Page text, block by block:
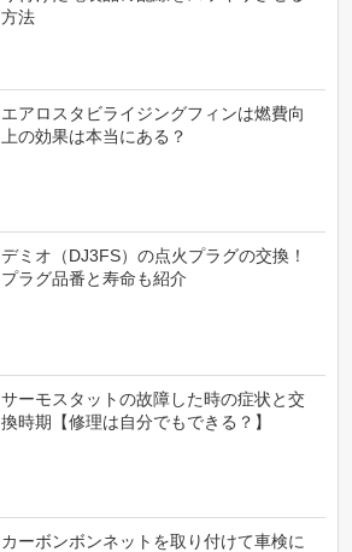
方法
エアロスタビライジングフィンは燃費向
上の効果は本当にある？
デミオ（DJ3FS）の点火プラグの交換！
プラグ品番と寿命も紹介
サーモスタットの故障した時の症状と交
換時期【修理は自分でもできる？】
カーボンボンネットを取り付けて車検に